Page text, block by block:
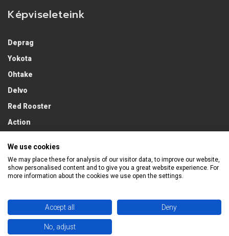
Képviseleteink
Deprag
Yokota
Ohtake
Delvo
Red Rooster
Action
2026 Econ Trading Kft. / Minden jog fentartva.
We use cookies
We may place these for analysis of our visitor data, to improve our website,
show personalised content and to give you a great website experience. For
more information about the cookies we use open the settings.
Accept all Deny
No, adjust